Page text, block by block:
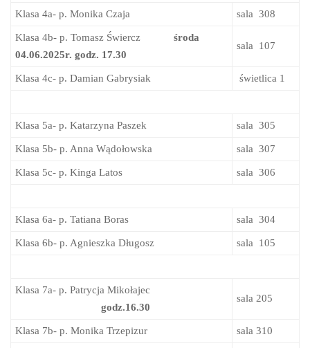
Klasa 4a- p. Monika Czaja sala 308
Klasa 4b- p. Tomasz Świercz środa
04.06.2025r. godz. 17.30
sala 107
Klasa 4c- p. Damian Gabrysiak świetlica 1
Klasa 5a- p. Katarzyna Paszek sala 305
Klasa 5b- p. Anna Wądołowska sala 307
Klasa 5c- p. Kinga Latos sala 306
Klasa 6a- p. Tatiana Boras sala 304
Klasa 6b- p. Agnieszka Długosz sala 105
Klasa 7a- p. Patrycja Mikołajec
godz.16.30
sala 205
Klasa 7b- p. Monika Trzepizur sala 310